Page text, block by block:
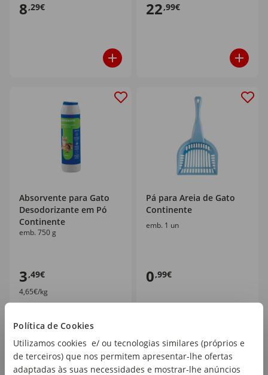
Política de Cookies
Utilizamos cookies e/ ou tecnologias similares (próprios e
de terceiros) que nos permitem apresentar-lhe ofertas
adaptadas às suas necessidades e mostrar-lhe anúncios
8,29€ 22,99€
Absorvente para Gato
Desodorizante em Pó
Continente
emb. 750 g
3,49€
4,65€/kg
Pá para Areia de Gato
Continente
emb. 1 un
0,99€